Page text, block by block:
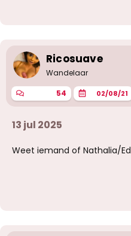
Ricosuave
Wandelaar
54 02/08/21
13 jul 2025
Weet iemand of Nathalia/